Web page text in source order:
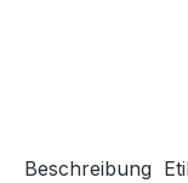
Beschreibung